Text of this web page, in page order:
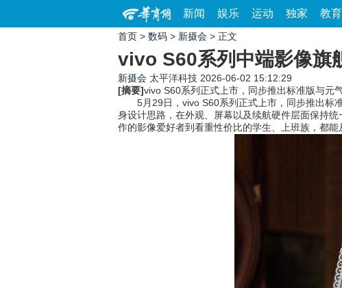
新闻 娱乐 运动 独家 教育
首页 > 数码 > 新摄会 > 正文
vivo S60系列中端影像旗
新摄会 太平洋科技 2026-06-02 15:12:29
[摘要]vivo S60系列正式上市，同步推出标准版与元
5月29日，vivo S60系列正式上市，同步推出标准
身设计思路，在外观、屏幕以及续航硬件层面保持
作的影像爱好者到看重性价比的学生、上班族，都能